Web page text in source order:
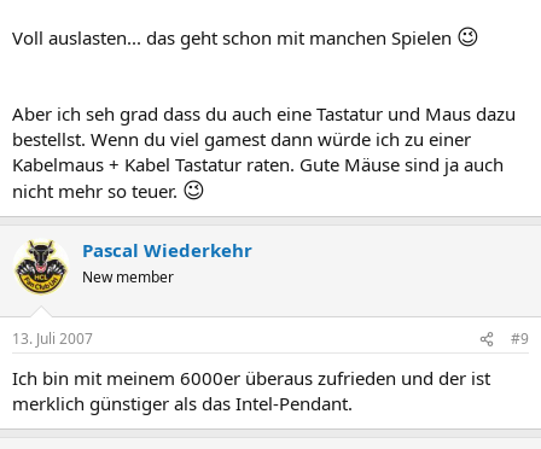
Voll auslasten... das geht schon mit manchen Spielen 😉
Aber ich seh grad dass du auch eine Tastatur und Maus dazu
bestellst. Wenn du viel gamest dann würde ich zu einer
Kabelmaus + Kabel Tastatur raten. Gute Mäuse sind ja auch
nicht mehr so teuer. 😉
Pascal Wiederkehr
New member
13. Juli 2007 #9
Ich bin mit meinem 6000er überaus zufrieden und der ist
merklich günstiger als das Intel-Pendant.